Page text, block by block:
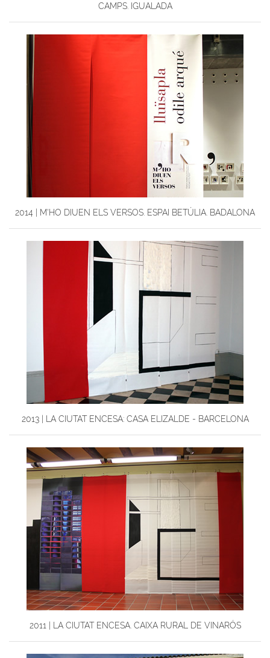
CAMPS. IGUALADA
2014 | M'HO DIUEN ELS VERSOS. ESPAI BETÚLIA. BADALONA
2013 | LA CIUTAT ENCESA: CASA ELIZALDE - BARCELONA
2011 | LA CIUTAT ENCESA. CAIXA RURAL DE VINARÓS